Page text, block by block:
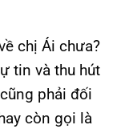
chị Ái chưa?
tin và thu hút
phải đối
còn gọi là